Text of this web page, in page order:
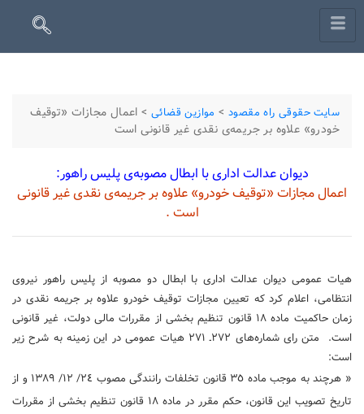
سایت حقوقی راه مقصود > موازین قضائی > اعمال مجازات «توقیف
خودرو» علاوه بر جریمه‌ی نقدی غیر قانونی است
دیوان عدالت اداری با ابطال مصوبه‌ی پلیس راهور:
اعمال مجازات «توقیف خودرو» علاوه بر جریمه‌ی نقدی غیر قانونی
است .
هیات عمومی دیوان عدالت اداری با ابطال دو مصوبه از پلیس راهور نیروی
انتظامی، اعلام كرد كه تعیین مجازات توقیف خودرو علاوه بر جریمه نقدی در
زمان حاكمیت ماده ‌١٨ قانون تنظیم بخشی از مقررات مالی دولت، غیر قانونی
است. متن رای شماره‌های ‌٢٧٢ـ ‌٢٧١ هیات عمومی در این زمینه به شرح زیر
است:
« هرچند به موجب ماده ‌٣٥ قانون تخلفات رانندگی مصوب ‌٢٤/ ‌١٢/ ‌١٣٨٩ و از
تاریخ تصویب این قانون، حکم مقرر در ماده ‌١٨ قانون تنظیم بخشی از مقررات